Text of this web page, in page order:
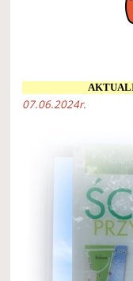
07.06.2024r.